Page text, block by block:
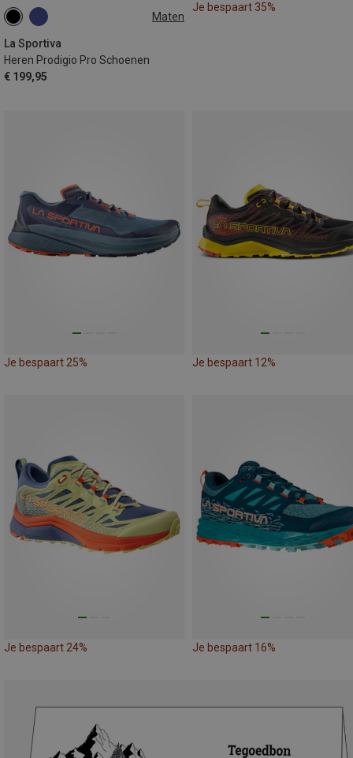
Maten
La Sportiva
Heren Prodigio Pro Schoenen
€ 199,95
41
Je bespaart 35%
Je bespaart 25% Je bespaart 12%
Je bespaart 24% Je bespaart 16%